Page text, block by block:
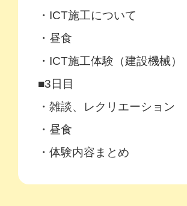
・ICT施工について
・昼食
・ICT施工体験（建設機械）
■3日目
・雑談、レクリエーション
・昼食
・体験内容まとめ